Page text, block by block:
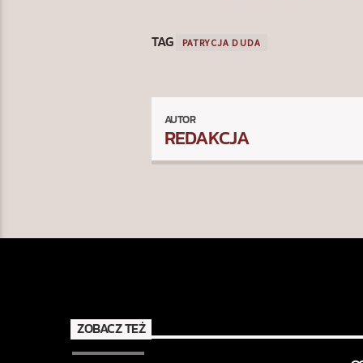
TAG PATRYCJA DUDA
AUTOR
REDAKCJA
ZOBACZ TEŻ